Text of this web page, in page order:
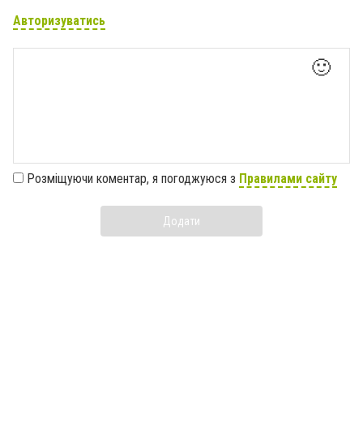
Авторизуватись
🙂
Розміщуючи коментар, я погоджуюся з Правилами сайту
Додати